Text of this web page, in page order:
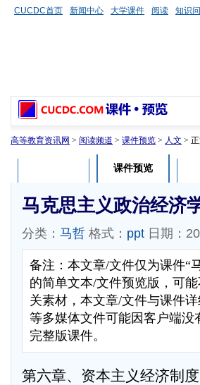
CUCDC首页 新闻中心 大学课件 阅读 知识
高等教育资讯网 > 阅读频道 > 课件预览 > 人文 >
课件预览
马克思主义政治经济
分类： 马哲 格式： ppt 日期：
备注：本文章/文件仅为课件“
的简单文本/文件预览版，可
关素材，本文章/文件与课件
等多媒体文件可能因客户端
完整版课件。
第六章、资本主义经济制